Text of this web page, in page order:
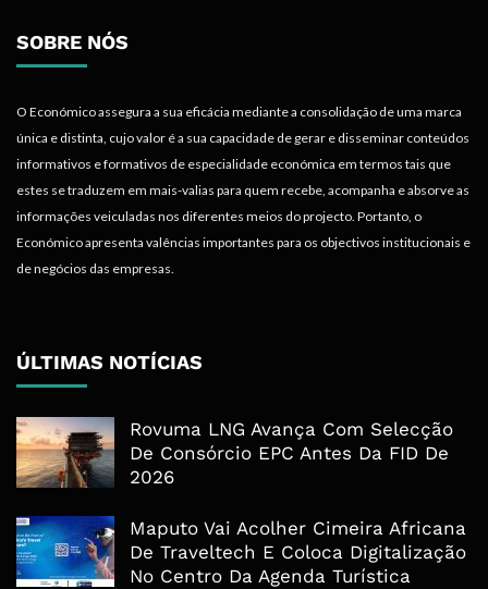
SOBRE NÓS
O Económico assegura a sua eficácia mediante a consolidação de uma marca
única e distinta, cujo valor é a sua capacidade de gerar e disseminar conteúdos
informativos e formativos de especialidade económica em termos tais que
estes se traduzem em mais-valias para quem recebe, acompanha e absorve as
informações veiculadas nos diferentes meios do projecto. Portanto, o
Económico apresenta valências importantes para os objectivos institucionais e
de negócios das empresas.
ÚLTIMAS NOTÍCIAS
Rovuma LNG Avança Com Selecção
De Consórcio EPC Antes Da FID De
2026
Maputo Vai Acolher Cimeira Africana
De Traveltech E Coloca Digitalização
No Centro Da Agenda Turística